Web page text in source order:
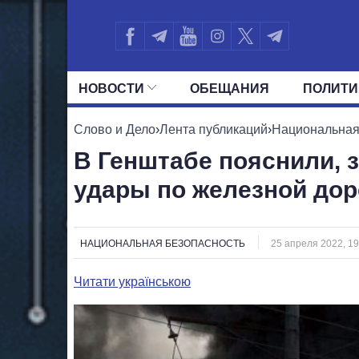
НОВОСТИ ОБЕЩАНИЯ
ВСЕ ПОЛИТИКИ ПРЕЗИДЕНТ И
Слово и Дело›Лента публикаций›
В Генштабе пояснили,
удары по железной
НАЦИОНАЛЬНАЯ БЕЗОПАСНОСТЬ 25 апреля 2022,
Читати українською